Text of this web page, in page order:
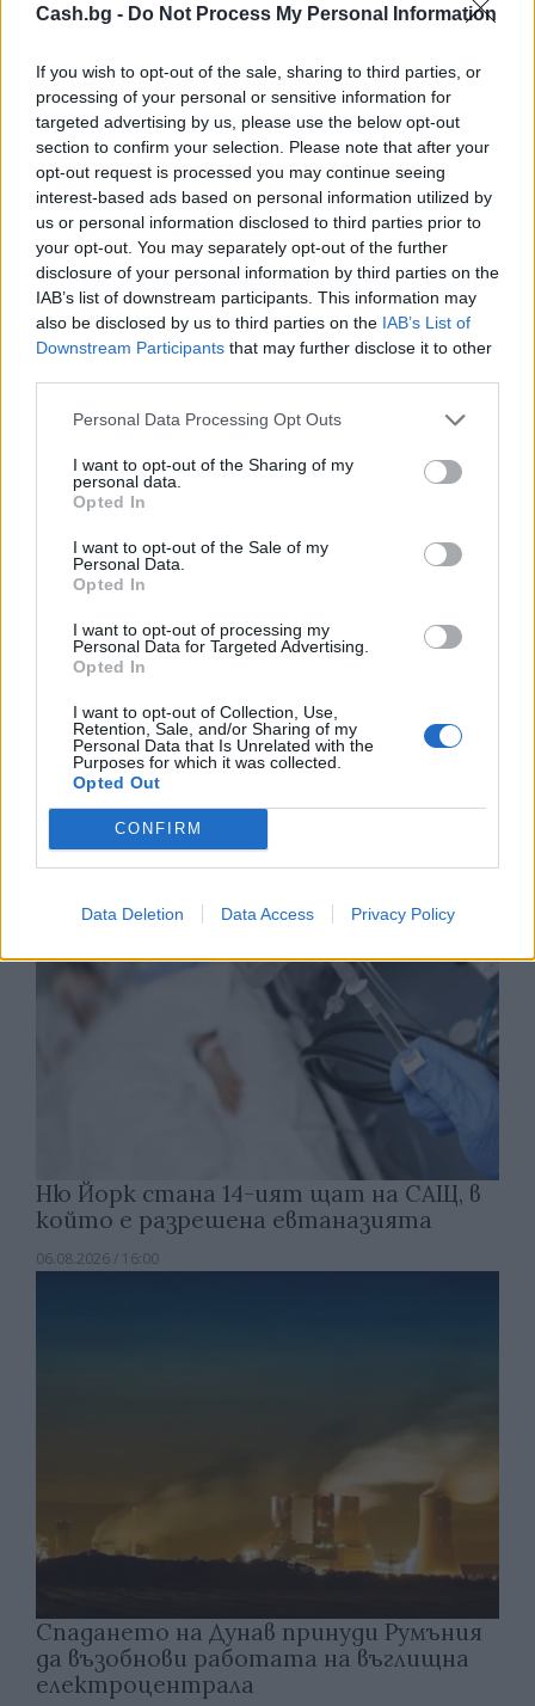
Cash.bg - Do Not Process My Personal Information
If you wish to opt-out of the sale, sharing to third parties, or
processing of your personal or sensitive information for
targeted advertising by us, please use the below opt-out
section to confirm your selection. Please note that after your
opt-out request is processed you may continue seeing
interest-based ads based on personal information utilized by
us or personal information disclosed to third parties prior to
your opt-out. You may separately opt-out of the further
disclosure of your personal information by third parties on the
IAB’s list of downstream participants. This information may
also be disclosed by us to third parties on the IAB’s List of
Downstream Participants that may further disclose it to other
Personal Data Processing Opt Outs
I want to opt-out of the Sharing of my
personal data.
Opted In
I want to opt-out of the Sale of my
Personal Data.
Opted In
I want to opt-out of processing my
Personal Data for Targeted Advertising.
Opted In
I want to opt-out of Collection, Use,
Retention, Sale, and/or Sharing of my
Personal Data that Is Unrelated with the
Purposes for which it was collected.
Opted Out
CONFIRM
Data Deletion Data Access Privacy Policy
Френска инвестиция активира
изграждането на интерконектора
между Гърция и Кипър
06.08.2026 / 17:06
Износът на електромобили от Китай
е нараснал със 120%
06.08.2026 / 16:30
Ню Йорк стана 14-ият щат на САЩ, в
който е разрешена евтаназията
06.08.2026 / 16:00
Спадането на Дунав принуди Румъния
да възобнови работата на въглищна
електроцентрала